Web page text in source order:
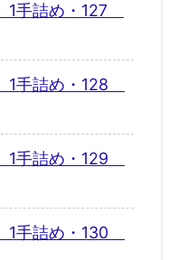
1手詰め・127
1手詰め・128
1手詰め・129
1手詰め・130